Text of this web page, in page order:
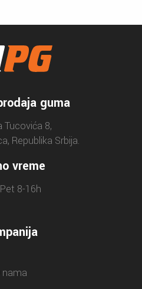
guma
Tucovića 8,
Republika Srbija.
vreme
8-16h
nama